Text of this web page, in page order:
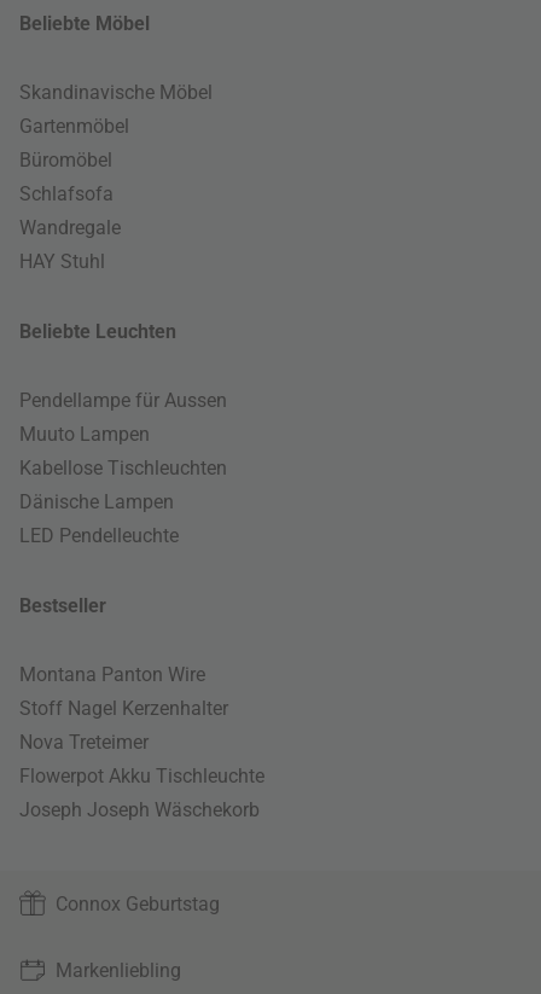
Beliebte Möbel
Skandinavische Möbel
Gartenmöbel
Büromöbel
Schlafsofa
Wandregale
HAY Stuhl
Beliebte Leuchten
Pendellampe für Aussen
Muuto Lampen
Kabellose Tischleuchten
Dänische Lampen
LED Pendelleuchte
Bestseller
Montana Panton Wire
Stoff Nagel Kerzenhalter
Nova Treteimer
Flowerpot Akku Tischleuchte
Joseph Joseph Wäschekorb
Connox Geburtstag
Markenliebling